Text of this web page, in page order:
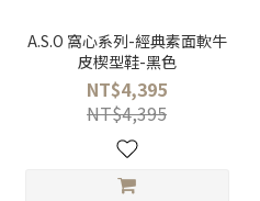
A.S.O 窩心系列-經典素面軟牛
皮楔型鞋-黑色
NT$4,395
NT$4,395